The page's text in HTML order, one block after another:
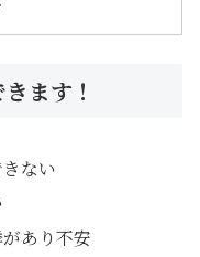
ます！
ない
あり不安